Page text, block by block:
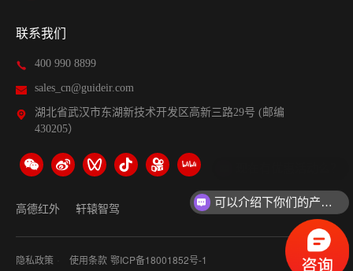
联系我们
400 990 8899
sales_cn@guideir.com
湖北省武汉市东湖新技术开发区高新三路29号 (邮编
430205）
高德红外 轩辕智驾
隐私政策 使用条款 鄂ICP备18001852号-1 网站地图
可以介绍下你们的产品么？